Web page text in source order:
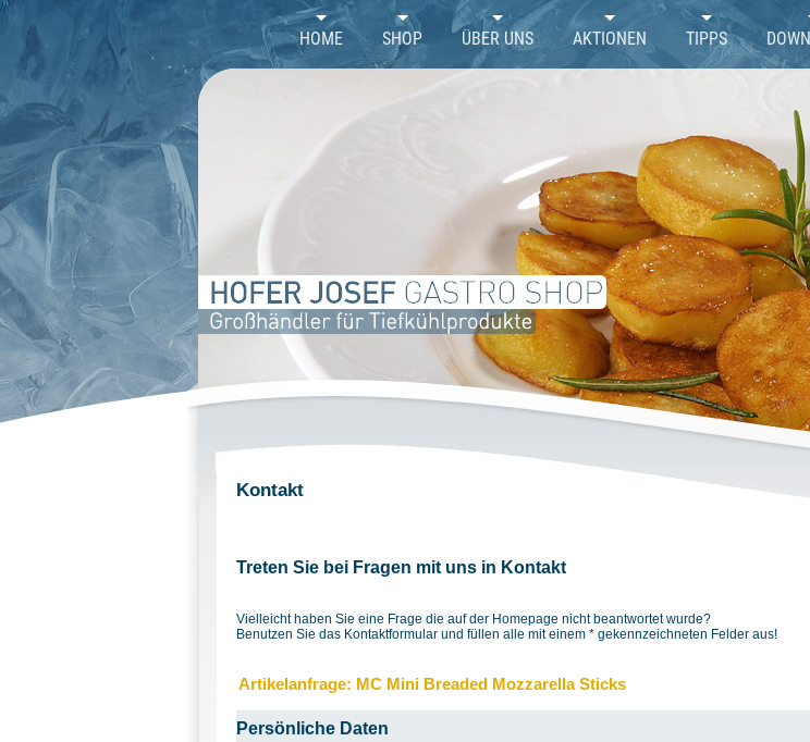
//
HOME SHOP ÜBER UNS AKTIONEN TIPPS
Kontakt
Treten Sie bei Fragen mit uns in Kontakt
Vielleicht haben Sie eine Frage die auf der Homepage nicht beantwortet wurde?
Benutzen Sie das Kontaktformular und füllen alle mit einem *gekennzeichneten Felder aus!
Artikelanfrage: MC Mini Breaded Mozzarella Sticks
Persönliche Daten